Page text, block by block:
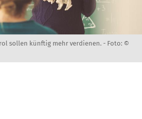
sollen künftig mehr verdienen. - Foto: ©